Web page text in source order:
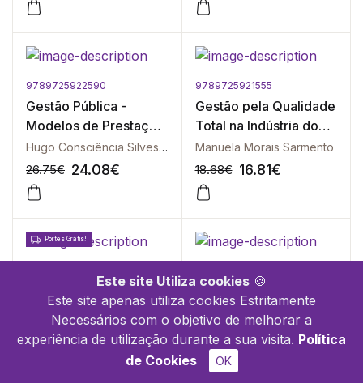
Este site Utiliza cookies 🍪
Este site apenas utiliza cookies Estritamente
Necessários com o objetivo de melhorar a
experiência de utilização durante a sua visita. Política
de Cookies
OK
-10%
9789725922590
Gestão Pública -
Modelos de Prestação
no Serviço Público
Hugo Consciência Silvestre
26.75€ 24.08€
9789725921555
Gestão pela Qualidade
Total na Indústria do
Alojamento Turístico
Manuela Morais Sarmento
18.68€ 16.81€
Portes Grátis!
Gestão Estratégica -
Conceitos, Modelos e
Instrumentos
António J. Robalo dos Santos
Gestão das
Organizações - 4ª
Manuel Brazinha Firmino
16.90€ 15.21